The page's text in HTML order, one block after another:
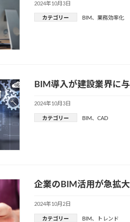
2024年10月3日
カテゴリー BIM、 業務効率化
BIM導入が建設業界に
2024年10月3日
カテゴリー BIM、 CAD
企業のBIM活用が急拡
2024年10月2日
カテゴリー BIM、 トレンド